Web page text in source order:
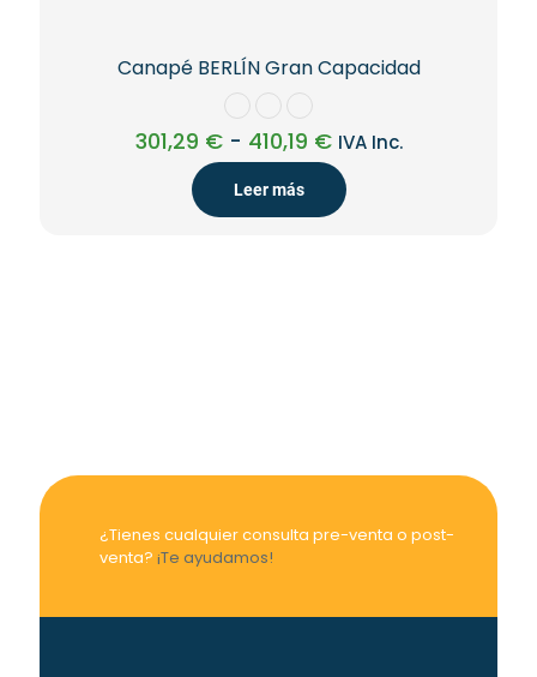
Canapé BERLÍN Gran Capacidad
301,29 € - 410,19 €Rango
de
precios:
desde
IVA Inc.
Leer más
¿Tienes cualquier consulta pre-venta o post-
venta? ¡Te ayudamos!